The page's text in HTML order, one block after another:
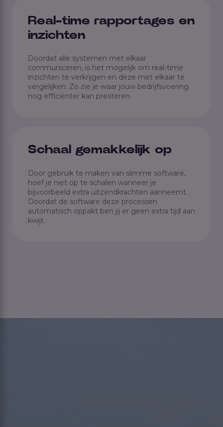
Real-time rapportages en
inzichten
Doordat alle systemen met elkaar
communiceren, is het mogelijk om real-time
inzichten te verkrijgen en deze met elkaar te
vergelijken. Zo zie je waar jouw bedrijfsvoering
nog efficiënter kan presteren.
Schaal gemakkelijk op
Door gebruik te maken van slimme software,
hoef je niet op te schalen wanneer je
bijvoorbeeld extra uitzendkrachten aanneemt.
Doordat de software deze processen
automatisch oppakt ben jij er geen extra tijd aan
kwijt.